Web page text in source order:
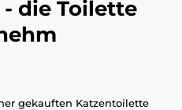
die Toilette
gekauften Katzentoilette